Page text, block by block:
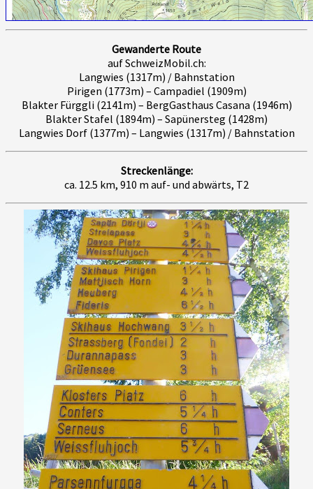
Gewanderte Route
auf SchweizMobil.ch:
Langwies (1317m) / Bahnstation
Pirigen (1773m) – Campadiel (1909m)
Blakter Fürggli (2141m) – BergGasthaus Casana (1946m)
Blakter Stafel (1894m) – Sapünersteg (1428m)
Langwies Dorf (1377m) – Langwies (1317m) / Bahnstation
Streckenlänge:
ca. 12.5 km, 910 m auf- und abwärts, T2